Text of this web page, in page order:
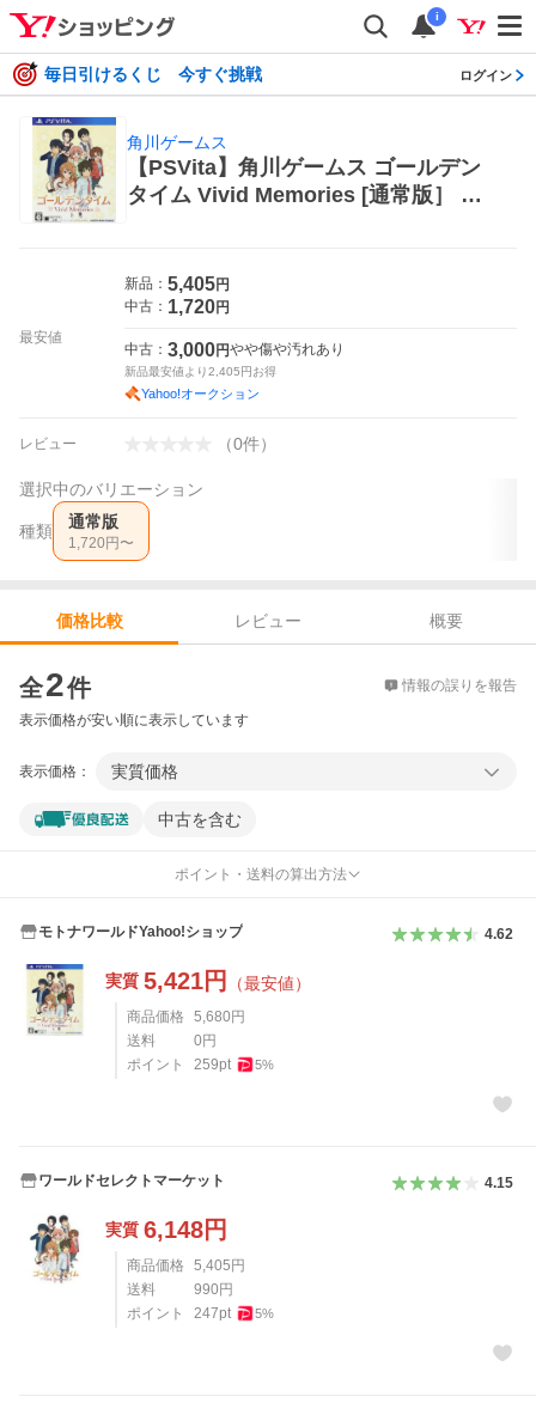
i
毎日引けるくじ 今すぐ挑戦 ログイン
角川ゲームス
【PSVita】角川ゲームス ゴールデン
タイム Vivid Memories [通常版］ PS
最安値
新品： 5,405円
中古： 1,720円
中古： 3,000円やや傷や汚れあり
新品最安値より2,405円お得
Yahoo!オークション
レビュー （0件）
選択中のバリエーション
種類 通常版
1,720 円〜
価格比較 レビュー
概要
全2件 情報の誤りを報告
表示価格が安い順に表示しています
表示価格： 実質価格
中古を含む
ポイント・送料の算出方法
モトナワールドYahoo!ショップ 4.62
実質 5,421円 （最安値）
商品価格 5,680 円
送料
0 円
ポイント
259pt 5%
ワールドセレクトマーケット 4.15
実質 6,148円
商品価格 5,405 円
送料
990 円
ポイント
247pt 5%